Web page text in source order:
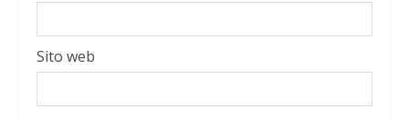
Sito web